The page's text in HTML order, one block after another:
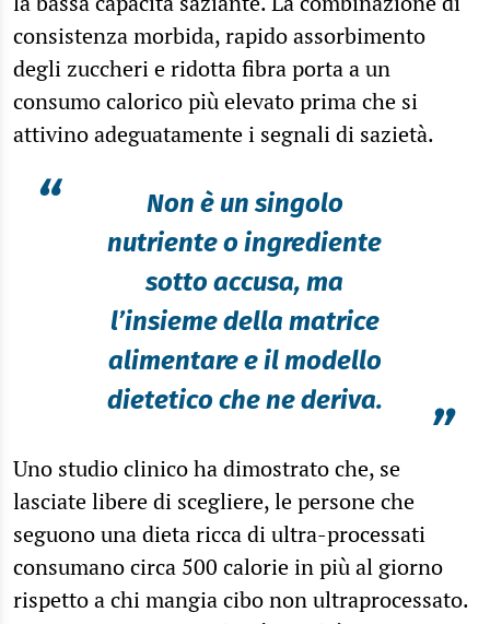
consistenza morbida, rapido assorbimento
degli zuccheri e ridotta fibra porta a un
consumo calorico più elevato prima che si
attivino adeguatamente i segnali di sazietà.
“
Non è un singolo
nutriente o ingrediente
sotto accusa, ma
l’insieme della matrice
alimentare e il modello
dietetico che ne deriva.
”
Uno studio clinico ha dimostrato che, se
lasciate libere di scegliere, le persone che
seguono una dieta ricca di ultra-processati
consumano circa 500 calorie in più al giorno
rispetto a chi mangia cibo non ultraprocessato.